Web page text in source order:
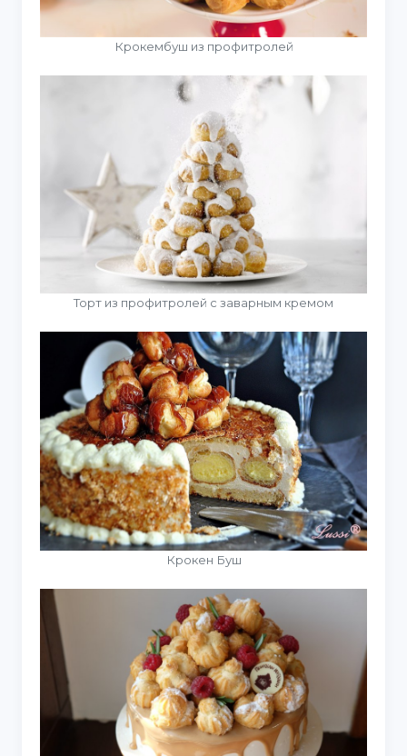
Крокембуш из профитролей
Торт из профитролей с заварным кремом
Крокен Буш